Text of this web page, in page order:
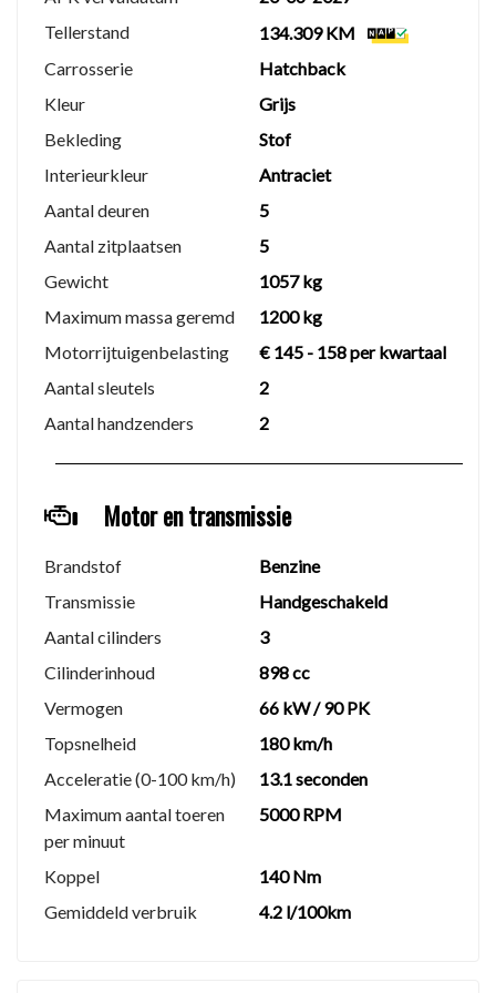
Basis afleverpakket – €395
Minimaal 6 maanden geldige APK
Aflevercontrolebeurt
1 maand garantie op motor en versnellingsbak
Auto gereinigd van binnen en buiten
€25 brandstof inbegrepen
Gratis tenaamstelling
Premium afleverpakket – €995
Onderhoudsbeurt volgens
fabrieksvoorschriften
6 maanden garantie tot 15.000 km
Gratis tenaamstelling
Turfsteker 2
8433 HT Haulerwijk
Kvk: 99893347
verkoop@autohuismulder.nl
Contact persoon: Remco Oevering
informatie in deze advertentie correct weer te geven.
Er kunnen echter geen rechten worden ontleend aan
de verstrekte informatie in de advertentie. Vertrouw
Tellerstand
134.309 KM
Carrosserie
Hatchback
Kleur
Grijs
Bekleding
Stof
Interieurkleur
Antraciet
Aantal deuren
5
Aantal zitplaatsen
5
Gewicht
1057 kg
Maximum massa geremd
1200 kg
Motorrijtuigenbelasting
€ 145 - 158 per kwartaal
Aantal sleutels
2
Aantal handzenders
2
Motor en transmissie
Brandstof
Benzine
Transmissie
Handgeschakeld
Aantal cilinders
3
Cilinderinhoud
898 cc
Vermogen
66 kW / 90 PK
Topsnelheid
180 km/h
Acceleratie (0-100 km/h)
13.1 seconden
Maximum aantal toeren
per minuut
5000 RPM
Koppel
140 Nm
Gemiddeld verbruik
4.2 l/100km